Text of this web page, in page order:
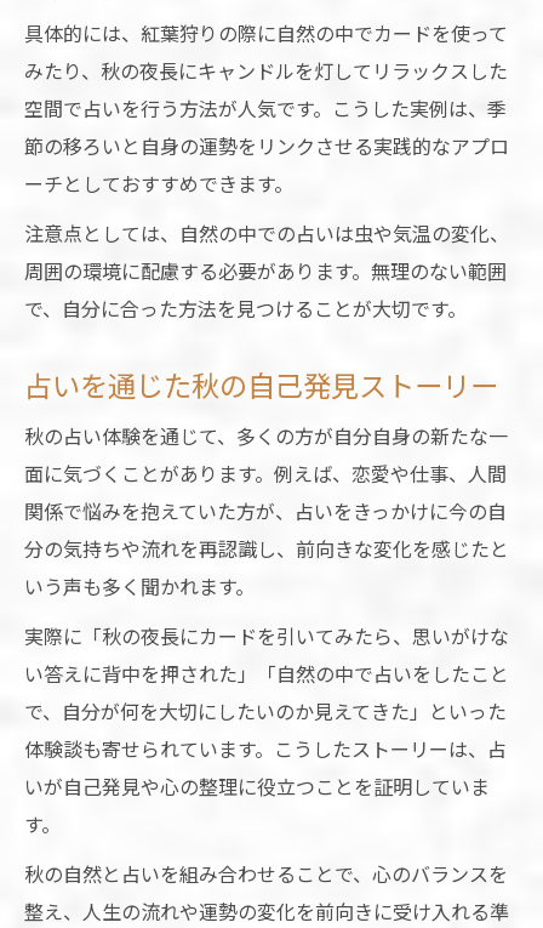
具体的には、紅葉狩りの際に自然の中でカードを使って
みたり、秋の夜長にキャンドルを灯してリラックスした
空間で占いを行う方法が人気です。こうした実例は、季
節の移ろいと自身の運勢をリンクさせる実践的なアプロ
ーチとしておすすめできます。
注意点としては、自然の中での占いは虫や気温の変化、
周囲の環境に配慮する必要があります。無理のない範囲
で、自分に合った方法を見つけることが大切です。
占いを通じた秋の自己発見ストーリー
秋の占い体験を通じて、多くの方が自分自身の新たな一
面に気づくことがあります。例えば、恋愛や仕事、人間
関係で悩みを抱えていた方が、占いをきっかけに今の自
分の気持ちや流れを再認識し、前向きな変化を感じたと
いう声も多く聞かれます。
実際に「秋の夜長にカードを引いてみたら、思いがけな
い答えに背中を押された」「自然の中で占いをしたこと
で、自分が何を大切にしたいのか見えてきた」といった
体験談も寄せられています。こうしたストーリーは、占
いが自己発見や心の整理に役立つことを証明していま
す。
秋の自然と占いを組み合わせることで、心のバランスを
整え、人生の流れや運勢の変化を前向きに受け入れる準